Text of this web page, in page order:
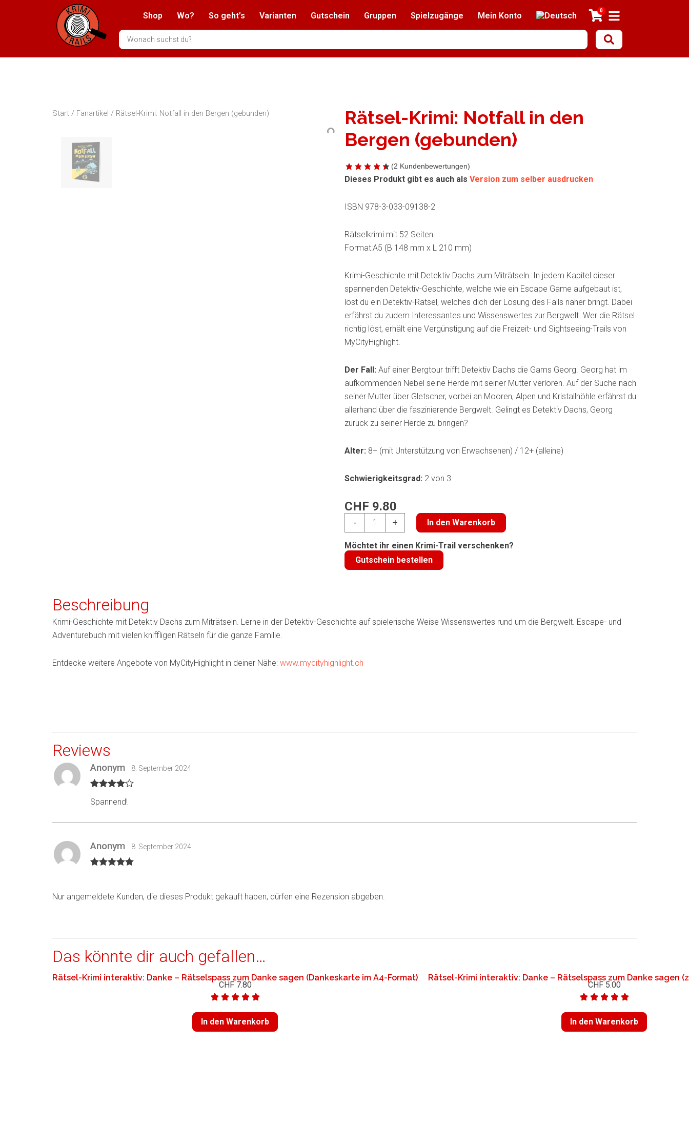
Shop Wo? So geht’s Varianten Gutschein Gruppen Spielzugänge Mein Konto
0
Search
...
Start / Fanartikel / Rätsel-Krimi: Notfall in den Bergen (gebunden)
Rätsel-Krimi: Notfall in den
Bergen (gebunden)
(2 Kundenbewertungen)
Dieses Produkt gibt es auch als Version zum selber ausdrucken
ISBN 978-3-033-09138-2
Rätselkrimi mit 52 Seiten
Format:A5 (B 148 mm x L 210 mm)
Krimi-Geschichte mit Detektiv Dachs zum Miträtseln. In jedem Kapitel dieser
spannenden Detektiv-Geschichte, welche wie ein Escape Game aufgebaut ist,
löst du ein Detektiv-Rätsel, welches dich der Lösung des Falls näher bringt. Dabei
erfährst du zudem Interessantes und Wissenswertes zur Bergwelt. Wer die Rätsel
richtig löst, erhält eine Vergünstigung auf die Freizeit- und Sightseeing-Trails von
MyCityHighlight.
Der Fall: Auf einer Bergtour trifft Detektiv Dachs die Gams Georg. Georg hat im
aufkommenden Nebel seine Herde mit seiner Mutter verloren. Auf der Suche nach
seiner Mutter über Gletscher, vorbei an Mooren, Alpen und Kristallhöhle erfährst du
allerhand über die faszinierende Bergwelt. Gelingt es Detektiv Dachs, Georg
zurück zu seiner Herde zu bringen?
Alter: 8+ (mit Unterstützung von Erwachsenen) / 12+ (alleine)
Schwierigkeitsgrad: 2 von 3
CHF 9.80
-
Krimi:
Notfall
den
+ In den Warenkorb
Möchtet ihr einen Krimi-Trail verschenken?
Gutschein bestellen
Beschreibung
Krimi-Geschichte mit Detektiv Dachs zum Miträtseln. Lerne in der Detektiv-Geschichte auf spielerische Weise Wissenswertes rund um die Bergwelt. Escape- und
Adventurebuch mit vielen kniffligen Rätseln für die ganze Familie.
Entdecke weitere Angebote von MyCityHighlight in deiner Nähe: www.mycityhighlight.ch
Reviews
mit4von
Anonym 8. September 2024
Spannend!
Anonym 8. September 2024
Nur angemeldete Kunden, die dieses Produkt gekauft haben, dürfen eine Rezension abgeben.
Das könnte dir auch gefallen…
Rätsel-Krimi interaktiv: Danke – Rätselspass zum Danke sagen (Dankeskarte im A4-Format)
CHF7.80
In den Warenkorb
Rätsel-Krimi interaktiv: Danke – Rätselspass zum Danke sagen
CHF5.00
In den Warenkorb